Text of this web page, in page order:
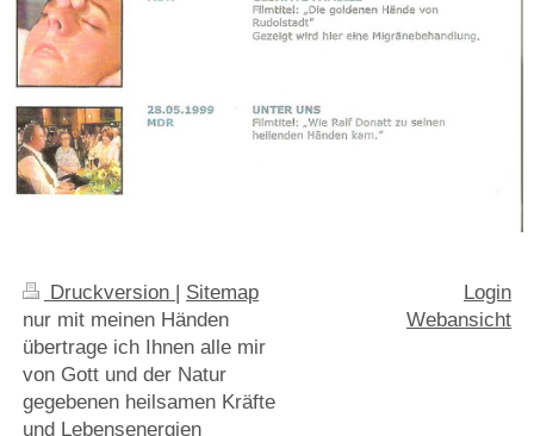
Druckversion | Sitemap
nur mit meinen Händen
übertrage ich Ihnen alle mir
von Gott und der Natur
gegebenen heilsamen Kräfte
und Lebensenergien
Login
Webansicht